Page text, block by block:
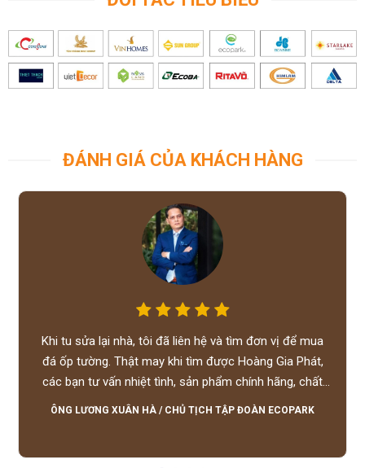
ĐÁNH GIÁ CỦA KHÁCH HÀNG
Khi tu sửa lại nhà, tôi đã liên hệ và tìm đơn vị để mua
đá ốp tường. Thật may khi tìm được Hoàng Gia Phát,
các bạn tư vấn nhiệt tình, sản phẩm chính hãng, chất
lượng tốt, giá hợp lý, hỗ trợ tận tình.
ÔNG LƯƠNG XUÂN HÀ / CHỦ TỊCH TẬP ĐOÀN ECOPARK